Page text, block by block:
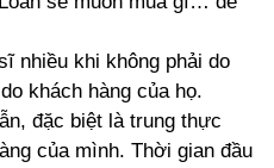
nhiều khi không phải do
khách hàng của họ.
đặc biệt là trung thực
của mình. Thời gian đầu